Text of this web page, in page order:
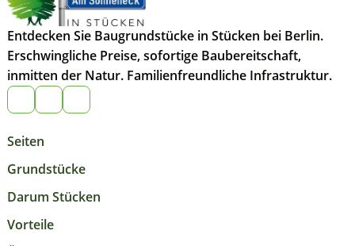
Entdecken Sie Baugrundstücke in Stücken bei Berlin.
Erschwingliche Preise, sofortige Baubereitschaft,
inmitten der Natur. Familienfreundliche Infrastruktur.
Seiten
Grundstücke
Darum Stücken
Vorteile